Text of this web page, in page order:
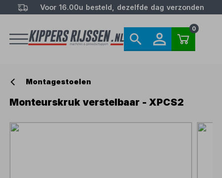
Voor 16.00u besteld, dezelfde dag verzonden
0
Montagestoelen
Monteurskruk verstelbaar - XPCS2